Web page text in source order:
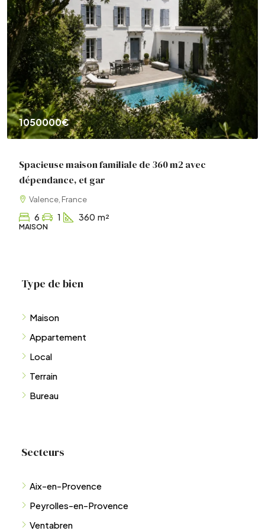
1050000€
Spacieuse maison familiale de 360 m2 avec
dépendance, et gar
Valence, France
6 1 360 m²
MAISON
Type de bien
Maison
Appartement
Local
Terrain
Bureau
Secteurs
Aix-en-Provence
Peyrolles-en-Provence
Ventabren